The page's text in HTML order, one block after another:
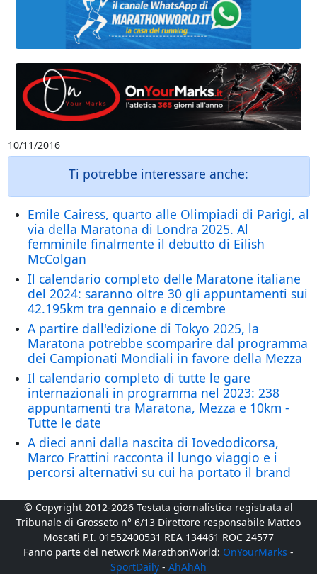
10/11/2016
Ti potrebbe interessare anche:
Emile Cairess, quarto alle Olimpiadi di Parigi, al
via della Maratona di Londra 2025. Al
femminile finalmente il debutto di Eilish
McColgan
Il calendario completo delle Maratone italiane
del 2024: saranno oltre 30 gli appuntamenti sui
42.195km tra gennaio e dicembre
A partire dall'edizione di Tokyo 2025, la
Maratona potrebbe scomparire dal programma
dei Campionati Mondiali in favore della Mezza
Il calendario completo di tutte le gare
internazionali in programma nel 2023: 238
appuntamenti tra Maratona, Mezza e 10km -
Tutte le date
A dieci anni dalla nascita di Iovedodicorsa,
Marco Frattini racconta il lungo viaggio e i
percorsi alternativi su cui ha portato il brand
© Copyright 2012-2026 Testata giornalistica registrata al
Tribunale di Grosseto n° 6/13 Direttore responsabile Matteo
Moscati P.I. 01552400531 REA 134461 ROC 24577
Fanno parte del network MarathonWorld: OnYourMarks -
SportDaily - AhAhAh